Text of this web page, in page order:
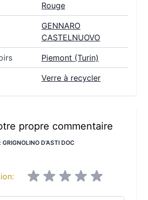
Rouge
GENNARO
CASTELNUOVO
Piemont (Turin)
Verre à recycler
propre commentaire
GRIGNOLINO D’ASTI DOC